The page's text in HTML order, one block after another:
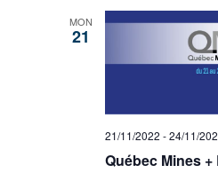
MON
21
21/11/2022 -24/11/
Québec Mines